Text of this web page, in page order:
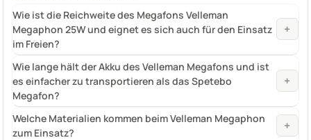
Wie ist die Reichweite des Megafons Velleman
Megaphon 25W und eignet es sich auch für den Einsatz
im Freien?
+
Wie lange hält der Akku des Velleman Megafons und ist
es einfacher zu transportieren als das Spetebo
Megafon?
+
Welche Materialien kommen beim Velleman Megaphon
zum Einsatz?
+